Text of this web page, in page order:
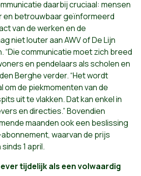
daarbij cruciaal: mensen
en betrouwbaar geïnformeerd
van de werken en de
niet louter aan AWV of De Lijn
communicatie moet zich breed
en pendelaars als scholen en
Berghe verder. “Het wordt
om de piekmomenten van de
uit te vlakken. Dat kan enkel in
en directies.” Bovendien
maanden ook een beslissing
waarvan de prijs
1 april.
tijdelijk als een volwaardig